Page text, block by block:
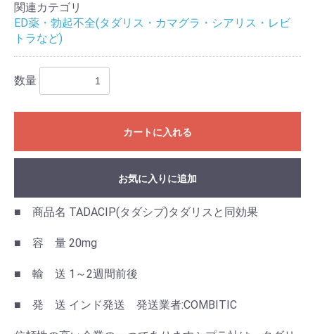
関連カテゴリ
ED薬・勃起不全(タダリス・カマグラ・シアリス・レビ
トラなど)
数量
カートに入れる
お気に入りに追加
■ 商品名 TADACIP(タダシプ)タダリスと同効果
■ 容 量 20mg
■ 輸 送 1～2週間前後
■ 発 送 インド発送 発送業者:COMBITIC